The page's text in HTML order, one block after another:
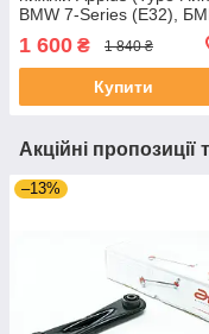
BMW 7-Series (E32),
7 (Е32) 86-94 #12299AP
UAOMSAD4
1 600 ₴ 1 840 ₴
Купити
Акційні пропозиції
–13%